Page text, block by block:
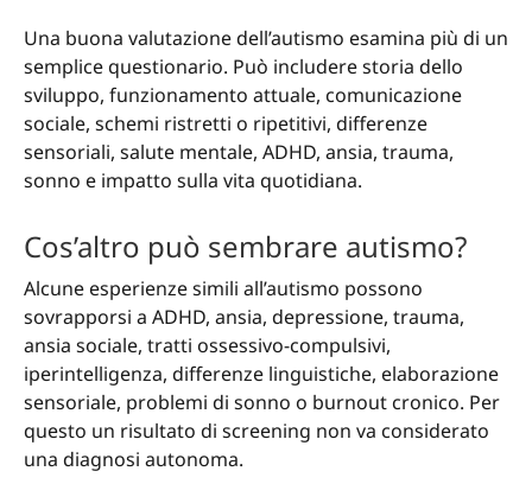
Una buona valutazione dell’autismo esamina più di un
semplice questionario. Può includere storia dello
sviluppo, funzionamento attuale, comunicazione
sociale, schemi ristretti o ripetitivi, differenze
sensoriali, salute mentale, ADHD, ansia, trauma,
sonno e impatto sulla vita quotidiana.
Cos’altro può sembrare autismo?
Alcune esperienze simili all’autismo possono
sovrapporsi a ADHD, ansia, depressione, trauma,
ansia sociale, tratti ossessivo-compulsivi,
iperintelligenza, differenze linguistiche, elaborazione
sensoriale, problemi di sonno o burnout cronico. Per
questo un risultato di screening non va considerato
una diagnosi autonoma.